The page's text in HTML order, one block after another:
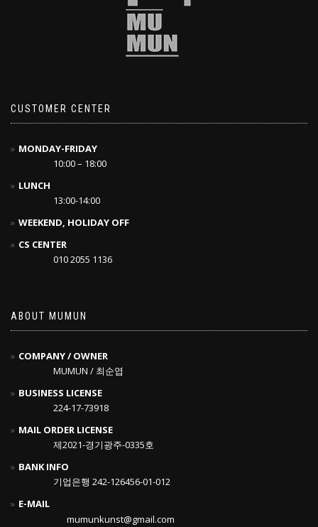
CUSTOMER CENTER
MONDAY-FRIDAY
10:00 – 18:00
LUNCH
13:00-14:00
WEEKEND, HOLIDAY OFF
CS CENTER
010 2055 1136
ABOUT MUMUN
COMPANY / OWNER
MUMUN / 최순엽
BUSINESS LICENSE
224-17-73918
MAIL ORDER LICENSE
제2021-경기광주-0335호
BANK INFO
기업은행 242-126456-01-012
E-MAIL
mumunkunst@gmail.com